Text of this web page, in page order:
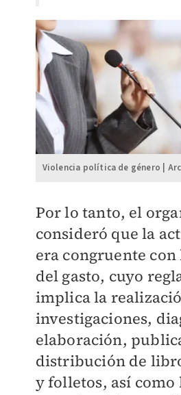
Violencia política de género |
Por lo tanto, el
consideró que la
era congruente
del gasto, cuyo
implica la
investigaciones,
elaboración,
distribución de
y folletos, así como